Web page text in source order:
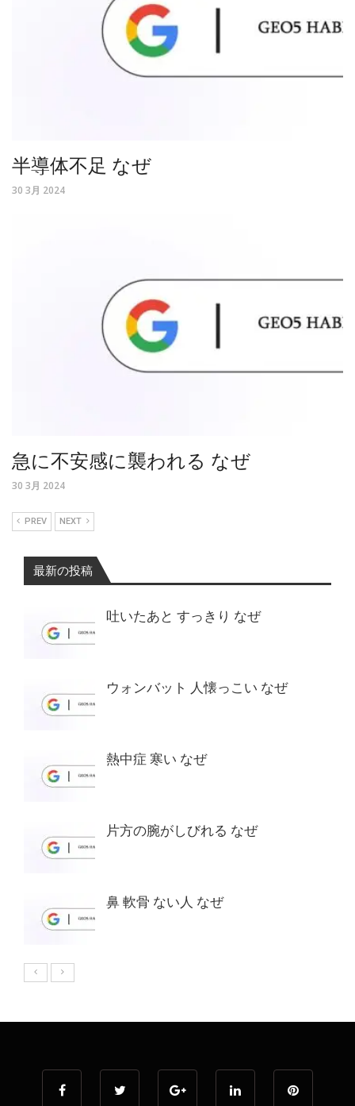
半導体不足 なぜ
30 3月 2024
急に不安感に襲われる なぜ
30 3月 2024
PREV NEXT
最新の投稿
吐いたあと すっきり なぜ
ウォンバット 人懐っこい なぜ
熱中症 寒い なぜ
片方の腕がしびれる なぜ
鼻 軟骨 ない人 なぜ